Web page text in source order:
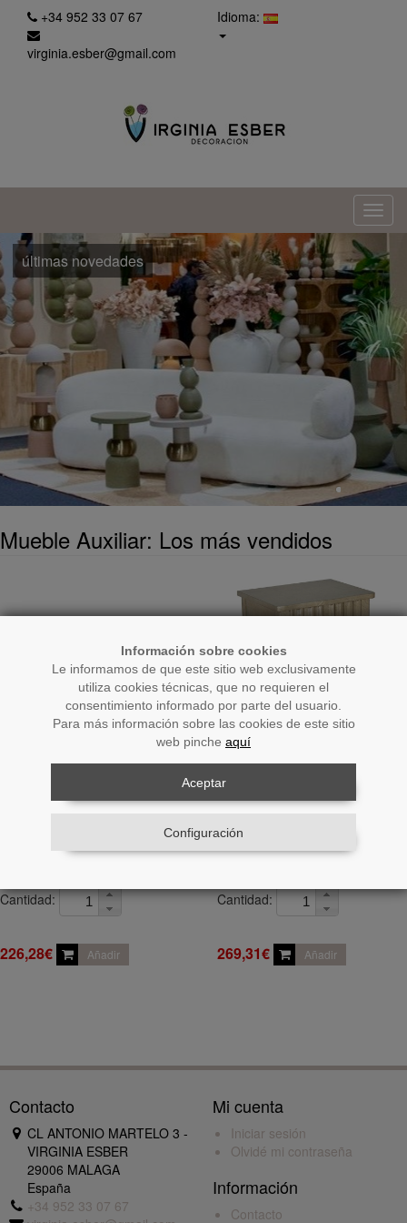
Información sobre cookies
Le informamos de que este sitio web exclusivamente
utiliza cookies técnicas, que no requieren el
consentimiento informado por parte del usuario.
Para más información sobre las cookies de este sitio
web pinche aquí
Aceptar
Configuración
+34 952 33 07 67
virginia.esber@gmail.com
Idioma:
últimas novedades
Mueble Auxiliar: Los más vendidos
Acolchado Trasera Madera
Cantidad:
226,28€ Añadir
Mesa De Noche 2 Cajones
Madera Champagne
Cantidad:
269,31€ Añadir
Contacto
CL ANTONIO MARTELO 3 -
VIRGINIA ESBER
29006 MALAGA
España
+34 952 33 07 67
Mi cuenta
Iniciar sesión
Olvidé mi contraseña
Información
Contacto